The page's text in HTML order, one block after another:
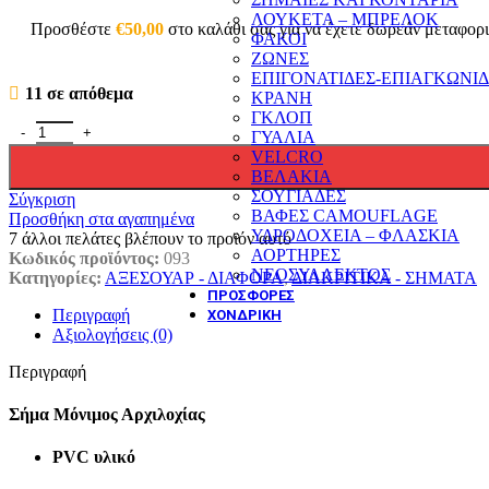
ΛΟΥΚΕΤΑ – ΜΠΡΕΛΟΚ
ΦΑΚΟΙ
ΖΩΝΕΣ
ΕΠΙΓΟΝΑΤΙΔΕΣ-
ΚΡΑΝΗ
ΓΚΛΟΠ
ΓΥΑΛΙΑ
VELCRO
ΒΕΛΑΚΙΑ
ΣΟΥΓΙΑΔΕΣ
ΒΑΦΕΣ CAMOUFLAGE
ΥΔΡΟΔΟΧΕΙΑ – ΦΛΑΣΚΙΑ
ΑΟΡΤΗΡΕΣ
ΝΕΟΣΥΛΛΕΚΤΟΣ
ΠΡΟΣΦΟΡΕΣ
ΧΟΝΔΡΙΚΗ
Προσθέστε €50,00 στο καλάθι σας για να έχετε δωρεάν
11 σε απόθεμα
Σήμα Μόνιμος Αρχιλοχίας ποσότητα
Σύγκριση
Προσθήκη στα αγαπημένα
7 άλλοι πελάτες βλέπουν το προϊόν αυτό
Κωδικός προϊόντος: 093
Κατηγορίες: ΑΞΕΣΟΥΑΡ - ΔΙΑΦΟΡΑ,ΔΙΑΚΡΙΤΙΚΑ - ΣΗΜΑΤΑ
Περιγραφή
Αξιολογήσεις (0)
Περιγραφή
Σήμα Μόνιμος Αρχιλοχίας
PVC υλικό